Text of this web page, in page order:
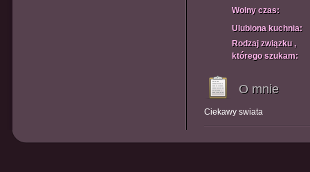
Wolny czas:
Ulubiona kuchnia:
Rodzaj związku ,
którego szukam:
O mnie
Ciekawy swiata